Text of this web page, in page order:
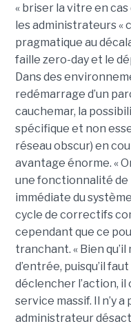
« briser la vitre en cas
les administrateurs «
pragmatique au
faille zero-day et le
Dans des
redémarrage d’un
cauchemar, la
spécifique et non
réseau obscur) en
avantage énorme. «
une fonctionnalité
immédiate du
cycle de correctifs
cependant que ce
tranchant. « Bien
d’entrée, puisqu’il
déclencher l’action, il
service massif. Il n’y
administrateur